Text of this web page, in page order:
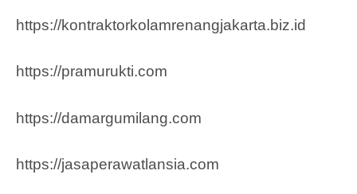
https://kontraktorkolamrenangjakarta.biz.id
https://pramurukti.com
https://damargumilang.com
https://jasaperawatlansia.com